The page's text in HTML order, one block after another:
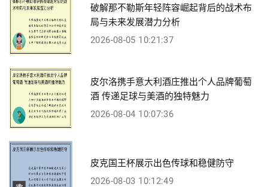
破解那不勒斯年轻阵容崛起背后的战术布
局与未来发展潜力分析
2026-08-05 10:21:37
皮尔洛携手意大利酒庄推出个人品牌葡萄
酒 传递足球与美酒的独特魅力
2026-08-04 10:07:36
皮克国王杯展示出色传球和稳健防守
2026-08-03 10:12:49